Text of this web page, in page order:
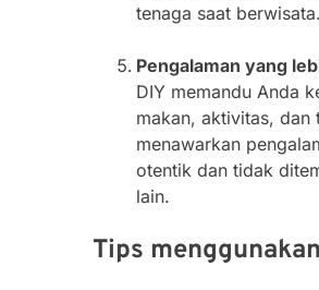
tenaga saat berwisata.
Pengalaman yang
DIY memandu Anda
makan, aktivitas, dan
menawarkan
otentik dan tidak
lain.
Tips